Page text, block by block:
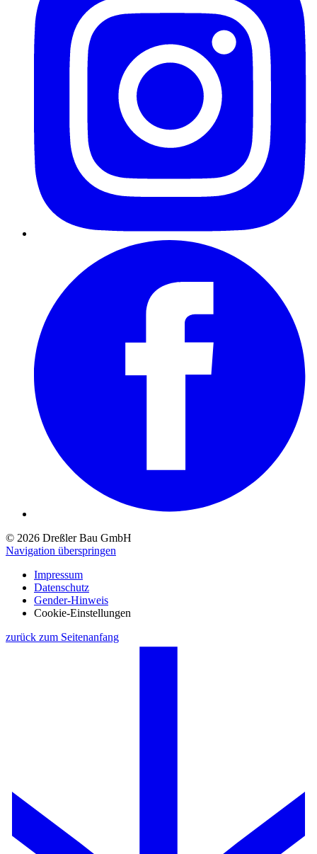
© 2026 Dreßler Bau GmbH
Navigation überspringen
Impressum
Datenschutz
Gender-Hinweis
Cookie-Einstellungen
zurück zum Seitenanfang